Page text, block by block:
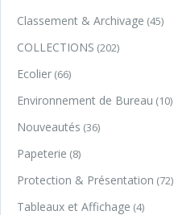
Classement & Archivage (45)
COLLECTIONS (202)
Ecolier (66)
Environnement de Bureau (10)
Nouveautés (36)
Papeterie (8)
Protection & Présentation (72)
Tableaux et Affichage (4)